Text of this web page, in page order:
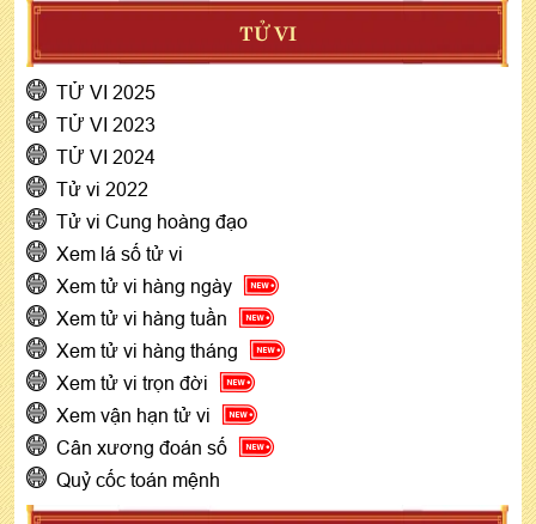
TỬ VI
TỬ VI 2025
TỬ VI 2023
TỬ VI 2024
Tử vi 2022
Tử vi Cung hoàng đạo
Xem lá số tử vi
Xem tử vi hàng ngày
Xem tử vi hàng tuần
Xem tử vi hàng tháng
Xem tử vi trọn đời
Xem vận hạn tử vi
Cân xương đoán số
Quỷ cốc toán mệnh